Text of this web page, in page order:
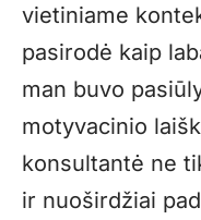
vietiniame
pasirodė kaip
man buvo
motyvacinio
konsultantė ne
ir nuoširdžiai